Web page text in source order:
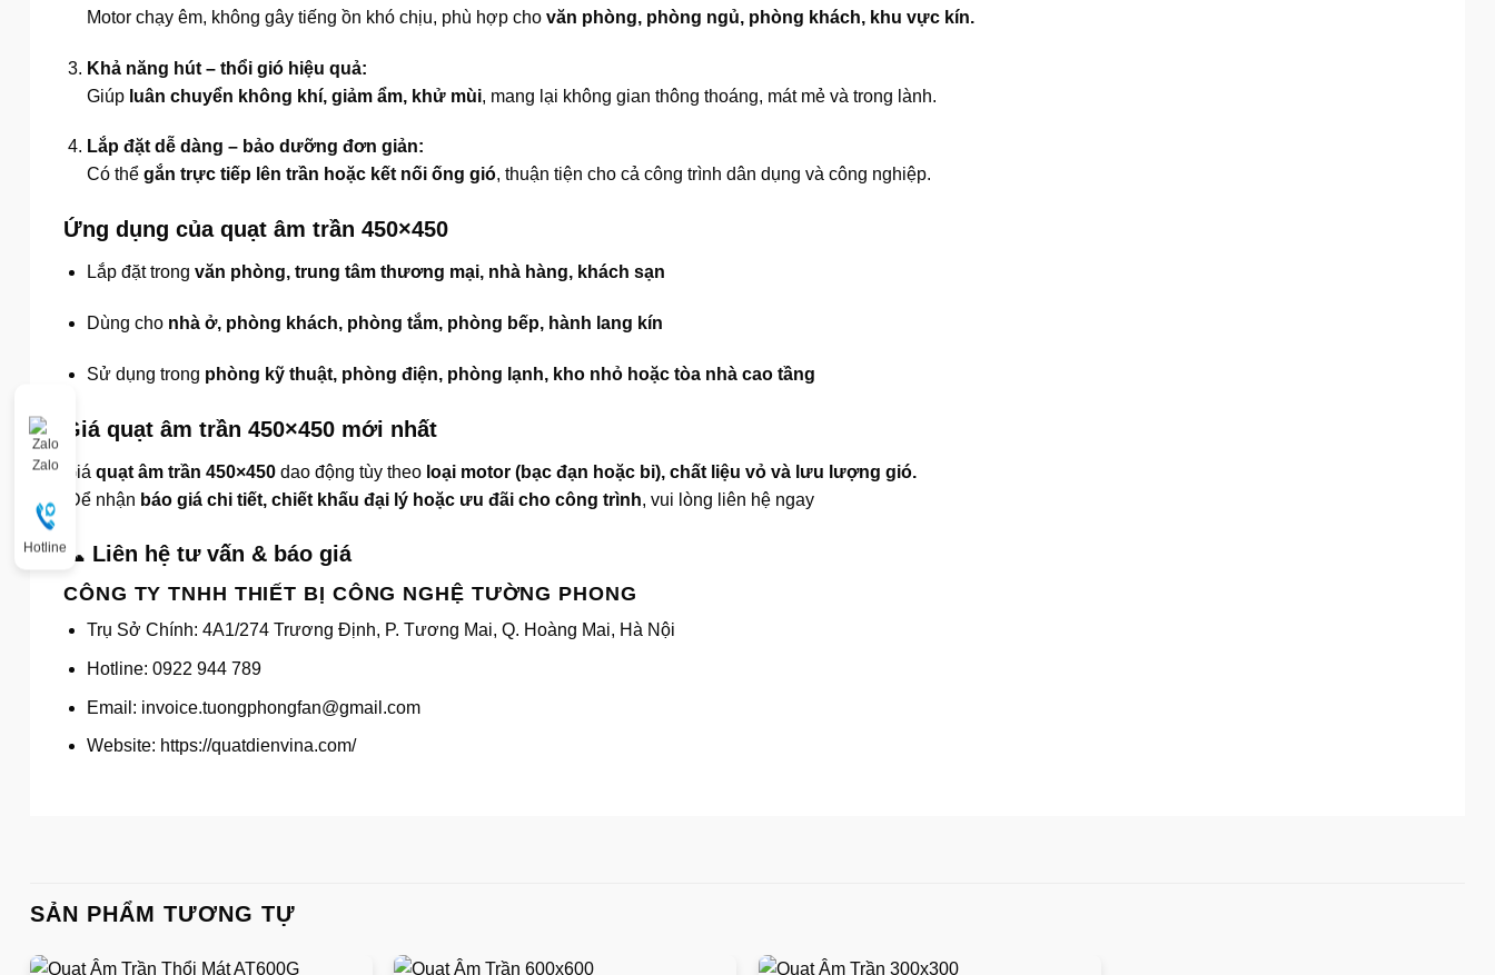
Motor chạy êm, không gây tiếng ồn khó chịu, phù hợp cho văn phòng, phòng ngủ, phòng khách, khu vực kín.
Khả năng hút – thổi gió hiệu quả:
Giúp luân chuyển không khí, giảm ẩm, khử mùi, mang lại không gian thông thoáng, mát mẻ và trong lành.
Lắp đặt dễ dàng – bảo dưỡng đơn giản:
Có thể gắn trực tiếp lên trần hoặc kết nối ống gió, thuận tiện cho cả công trình dân dụng và công nghiệp.
Ứng dụng của quạt âm trần 450×450
Lắp đặt trong văn phòng, trung tâm thương mại, nhà hàng, khách sạn
Dùng cho nhà ở, phòng khách, phòng tắm, phòng bếp, hành lang kín
Sử dụng trong phòng kỹ thuật, phòng điện, phòng lạnh, kho nhỏ hoặc tòa nhà cao tầng
Giá quạt âm trần 450×450 mới nhất
Giá quạt âm trần 450×450 dao động tùy theo loại motor (bạc đạn hoặc bi), chất liệu vỏ và lưu lượng gió.
Để nhận báo giá chi tiết, chiết khấu đại lý hoặc ưu đãi cho công trình, vui lòng liên hệ ngay
📞 Liên hệ tư vấn & báo giá
CÔNG TY TNHH THIẾT BỊ CÔNG NGHỆ TƯỜNG PHONG
Trụ Sở Chính: 4A1/274 Trương Định, P. Tương Mai, Q. Hoàng Mai, Hà Nội
Hotline: 0922 944 789
Email: invoice.tuongphongfan@gmail.com
Website: https://quatdienvina.com/
SẢN PHẨM TƯƠNG TỰ
Zalo
Hotline